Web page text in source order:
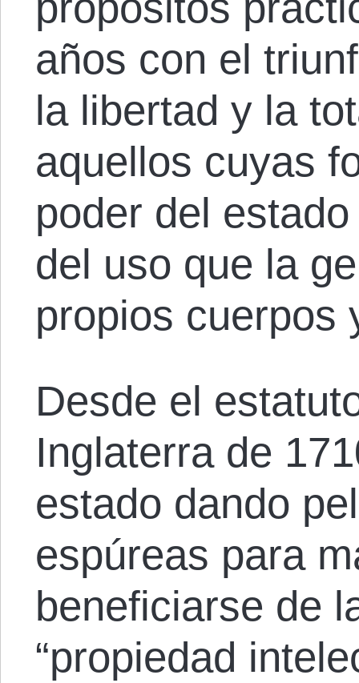
años con el
la libertad y la
aquellos cuyas
poder del
del uso que la
propios cuerpos
Desde el
Inglaterra de
estado dando
espúreas para
beneficiarse de
“propiedad